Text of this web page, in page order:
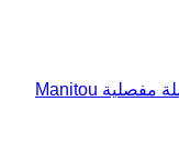
جديد رافعة سلة مفصلية Manitou